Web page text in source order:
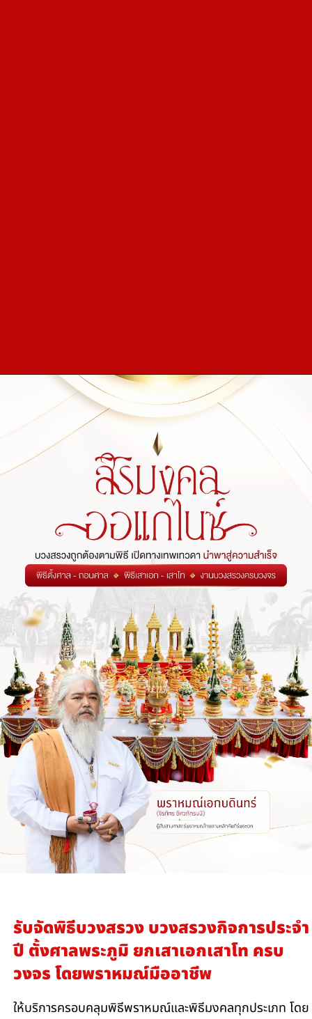
รับจัดพิธีบวงสรวง บวงสรวงกิจการประจำ
ปี ตั้งศาลพระภูมิ ยกเสาเอกเสาโท ครบ
วงจร โดยพราหมณ์มืออาชีพ
ให้บริการครอบคลุมพิธีพราหมณ์และพิธีมงคลทุกประเภท โดย